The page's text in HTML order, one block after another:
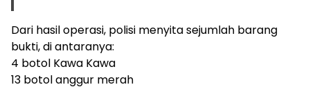
Dari hasil operasi, polisi menyita sejumlah barang
bukti, di antaranya:
4 botol Kawa Kawa
13 botol anggur merah